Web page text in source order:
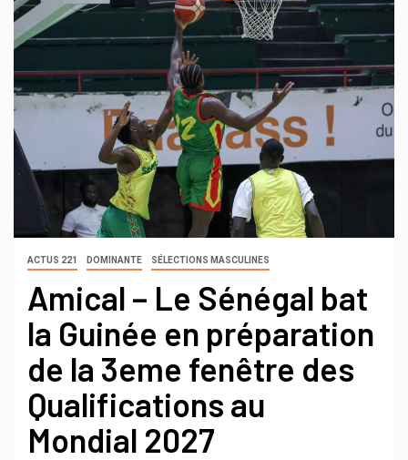
ACTUS 221 DOMINANTE SÉLECTIONS MASCULINES
Amical – Le Sénégal bat
la Guinée en préparation
de la 3eme fenêtre des
Qualifications au
Mondial 2027